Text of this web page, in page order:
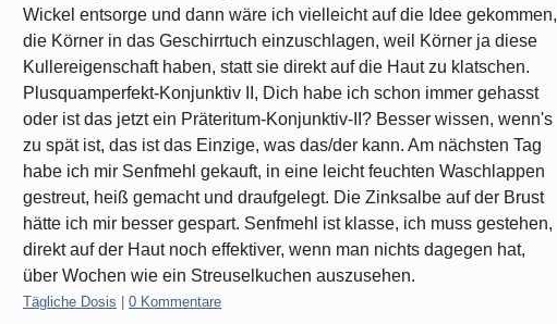
Wickel entsorge und dann wäre ich vielleicht auf die Idee gekommen,
die Körner in das Geschirrtuch einzuschlagen, weil Körner ja diese
Kullereigenschaft haben, statt sie direkt auf die Haut zu klatschen.
Plusquamperfekt-Konjunktiv II, Dich habe ich schon immer gehasst
oder ist das jetzt ein Präteritum-Konjunktiv-II? Besser wissen, wenn's
zu spät ist, das ist das Einzige, was das/der kann. Am nächsten Tag
habe ich mir Senfmehl gekauft, in eine leicht feuchten Waschlappen
gestreut, heiß gemacht und draufgelegt. Die Zinksalbe auf der Brust
hätte ich mir besser gespart. Senfmehl ist klasse, ich muss gestehen,
direkt auf der Haut noch effektiver, wenn man nichts dagegen hat,
über Wochen wie ein Streuselkuchen auszusehen.
Kategorien:
Tägliche Dosis 0 Kommentare